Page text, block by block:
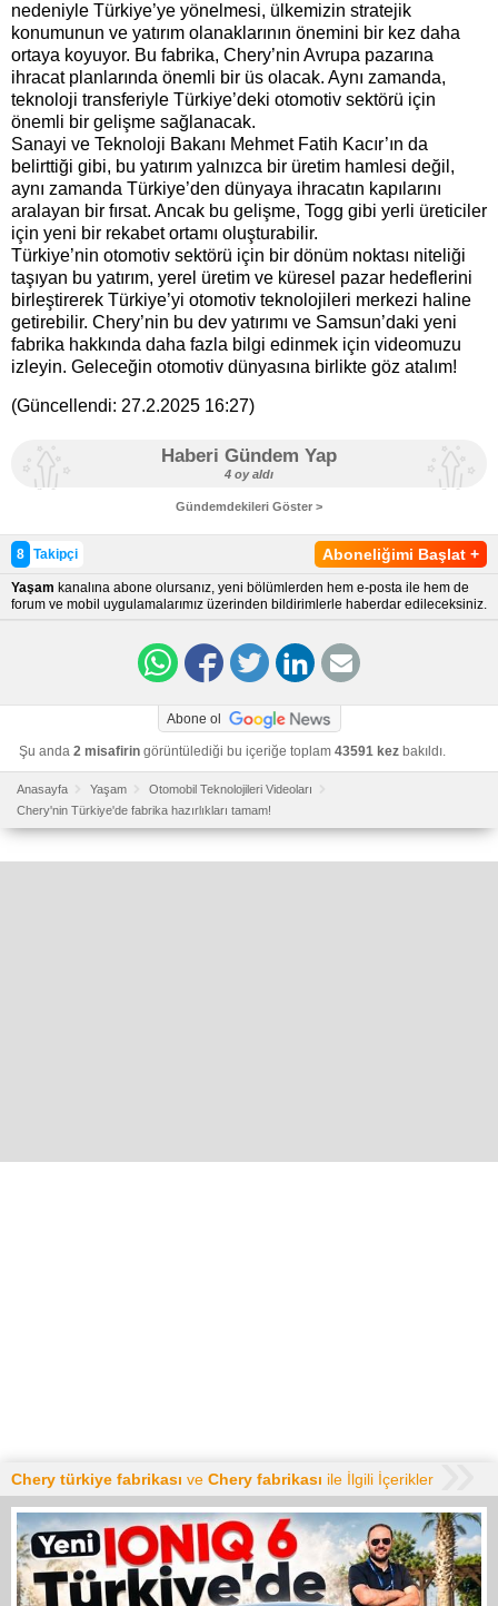
nedeniyle Türkiye’ye yönelmesi, ülkemizin stratejik
konumunun ve yatırım olanaklarının önemini bir kez daha
ortaya koyuyor. Bu fabrika, Chery’nin Avrupa pazarına
ihracat planlarında önemli bir üs olacak. Aynı zamanda,
teknoloji transferiyle Türkiye’deki otomotiv sektörü için
önemli bir gelişme sağlanacak.
Sanayi ve Teknoloji Bakanı Mehmet Fatih Kacır’ın da
belirttiği gibi, bu yatırım yalnızca bir üretim hamlesi değil,
aynı zamanda Türkiye’den dünyaya ihracatın kapılarını
aralayan bir fırsat. Ancak bu gelişme, Togg gibi yerli üreticiler
için yeni bir rekabet ortamı oluşturabilir.
Türkiye’nin otomotiv sektörü için bir dönüm noktası niteliği
taşıyan bu yatırım, yerel üretim ve küresel pazar hedeflerini
birleştirerek Türkiye’yi otomotiv teknolojileri merkezi haline
getirebilir. Chery’nin bu dev yatırımı ve Samsun’daki yeni
fabrika hakkında daha fazla bilgi edinmek için videomuzu
izleyin. Geleceğin otomotiv dünyasına birlikte göz atalım!
(Güncellendi: 27.2.2025 16:27)
Haberi Gündem Yap
4 oy aldı
Gündemdekileri Göster >
Aboneliğimi Başlat +
8 Takipçi
Yaşam kanalına abone olursanız, yeni bölümlerden hem e-posta ile hem de
forum ve mobil uygulamalarımız üzerinden bildirimlerle haberdar edileceksiniz.
Abone ol
Şu anda 2 misafirin görüntülediği bu içeriğe toplam 43591 kez bakıldı.
Anasayfa Yaşam
Otomobil Teknolojileri Videoları
Chery'nin Türkiye'de fabrika hazırlıkları tamam!
Chery türkiye fabrikası ve Chery fabrikası ile İlgili İçerikler